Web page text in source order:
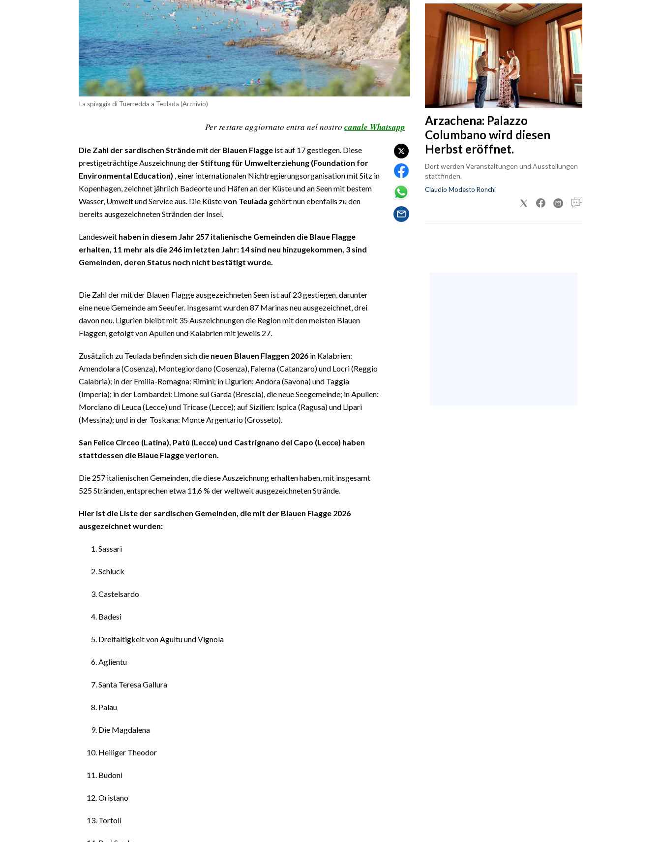
La spiaggia di Tuerredda a Teulada (Archivio)
Per restare aggiornato entra nel nostro canale Whatsapp
Die Zahl der sardischen Strändemit der Blauen Flagge ist auf 17 gestiegen. Diese
prestigeträchtige Auszeichnung derStiftung für Umwelterziehung (Foundation for
Environmental Education) , einer internationalen Nichtregierungsorganisation mit Sitz in
Kopenhagen, zeichnet jährlich Badeorte und Häfen an der Küste und an Seen mit bestem
Wasser, Umwelt und Service aus. Die Küstevon Teulada gehört nun ebenfalls zu den
bereits ausgezeichneten Stränden der Insel.
Landesweit haben in diesem Jahr 257 italienische Gemeinden die Blaue Flagge
erhalten, 11 mehr als die 246 im letzten Jahr: 14 sind neu hinzugekommen, 3 sind
Gemeinden, deren Status noch nicht bestätigt wurde.
Die Zahl der mit der Blauen Flagge ausgezeichneten Seen ist auf 23 gestiegen, darunter
eine neue Gemeinde am Seeufer. Insgesamt wurden 87 Marinas neu ausgezeichnet, drei
davon neu. Ligurien bleibt mit 35 Auszeichnungen die Region mit den meisten Blauen
Flaggen, gefolgt von Apulien und Kalabrien mit jeweils 27.
Zusätzlich zu Teulada befinden sich die neuen Blauen Flaggen 2026 in Kalabrien:
Amendolara (Cosenza), Montegiordano (Cosenza), Falerna (Catanzaro) und Locri (Reggio
Calabria); in der Emilia-Romagna: Rimini; in Ligurien: Andora (Savona) und Taggia
(Imperia); in der Lombardei: Limone sul Garda (Brescia), die neue Seegemeinde; in Apulien:
Morciano di Leuca (Lecce) und Tricase (Lecce); auf Sizilien: Ispica (Ragusa) und Lipari
(Messina); und in der Toskana: Monte Argentario (Grosseto).
San Felice Circeo (Latina), Patù (Lecce) und Castrignano del Capo (Lecce) haben
stattdessen die Blaue Flagge verloren.
Die 257 italienischen Gemeinden, die diese Auszeichnung erhalten haben, mit insgesamt
525 Stränden, entsprechen etwa 11,6 % der weltweit ausgezeichneten Strände.
Hier ist die Liste der sardischen Gemeinden, die mit der Blauen Flagge 2026
ausgezeichnet wurden:
Sassari
Schluck
Castelsardo
Badesi
Dreifaltigkeit von Agultu und Vignola
Aglientu
Santa Teresa Gallura
Palau
Die Magdalena
Heiliger Theodor
Budoni
Oristano
Tortolì
Arzachena: Palazzo
Columbano wird diesen
Herbst eröffnet.
Dort werden Veranstaltungen und Ausstellungen
stattfinden.
Claudio Modesto Ronchi